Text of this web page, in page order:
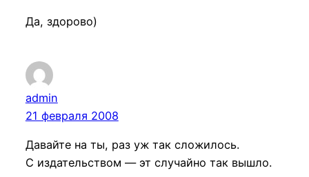
Да, здорово)
admin
21 февраля 2008
Давайте на ты, раз уж так сложилось.
С издательством — эт случайно так вышло.